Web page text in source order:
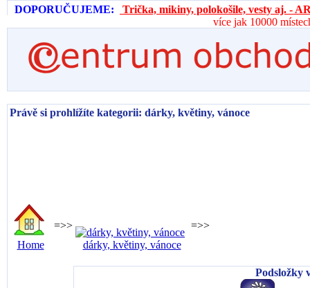
DOPORUČUJEME:
Trička, mikiny, polokošile, vesty aj. -
více jak 10000
Právě si prohlížíte kategorii: dárky, květiny, vánoce
Home
=>>
dárky, květiny, vánoce
=>>
Podsložky